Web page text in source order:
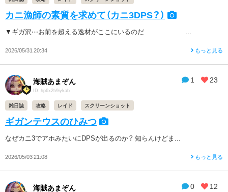
カニ漁師の素質を求めて（カニ3DPS？）
▼ギガ沢⋯お前を超える逸材がここにいるのだ ...
2026/05/31 20:34 もっと見る
1 23
海賊あまぞん
ID: hp6x2h9iykab
雑日誌 攻略 レイド スクリーンショット
ギガンテウスのひみつ
なぜカニ3でアホみたいにDPSが出るのか？ 知らんけどま...
2026/05/03 21:08 もっと見る
0 12
海賊あまぞん